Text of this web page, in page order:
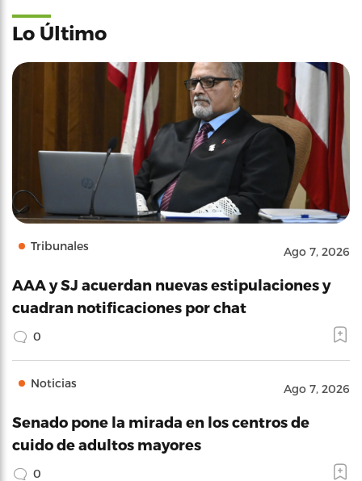
Lo Último
Tribunales Ago 7, 2026
AAA y SJ acuerdan nuevas estipulaciones y
cuadran notificaciones por chat
0
Noticias Ago 7, 2026
Senado pone la mirada en los centros de
cuido de adultos mayores
0